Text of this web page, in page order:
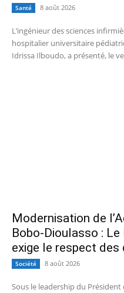
Santé 8 août 2026
L’ingénieur des sciences
hospitalier universitaire
Idrissa Ilboudo, a présenté, le
Modernisation de
Bobo-Dioulasso :
exige le respect des
Société 8 août 2026
Sous le leadership du Président